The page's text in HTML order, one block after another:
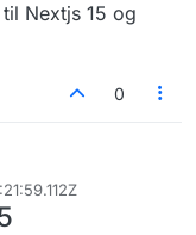
Nextjs 15 og
0